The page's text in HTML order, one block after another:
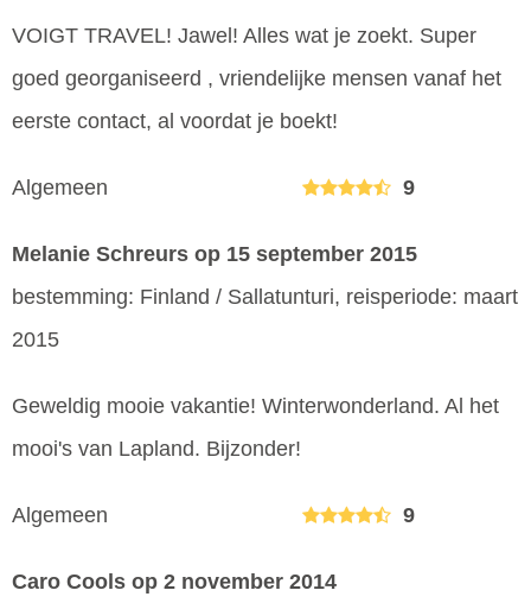
VOIGT TRAVEL! Jawel! Alles wat je zoekt. Super
goed georganiseerd , vriendelijke mensen vanaf het
eerste contact, al voordat je boekt!
Algemeen 9
Melanie Schreurs op 15 september 2015
bestemming: Finland / Sallatunturi, reisperiode: maart
2015
Geweldig mooie vakantie! Winterwonderland. Al het
mooi's van Lapland. Bijzonder!
Algemeen 9
Caro Cools op 2 november 2014